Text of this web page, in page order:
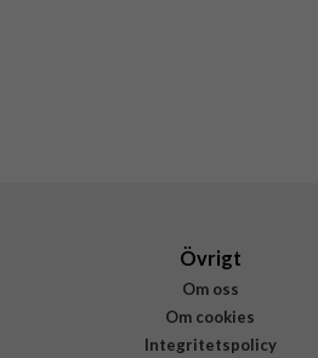
Övrigt
Om oss
Om cookies
Integritetspolicy